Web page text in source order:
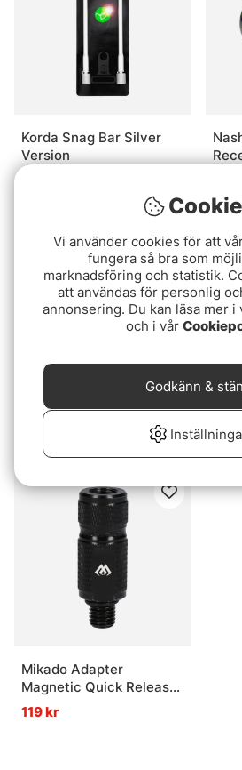
Korda Snag Bar Silver
Version
Korda Snag Bar
49 kr
Mikado Adapter
Magnetic Quick Release
System
119 kr
Vi använder cookies för att
fungera så bra som
marknadsföring och statistik.
att användas för personlig
annonsering. Du kan läsa mer i
och i vår
Godkänn &